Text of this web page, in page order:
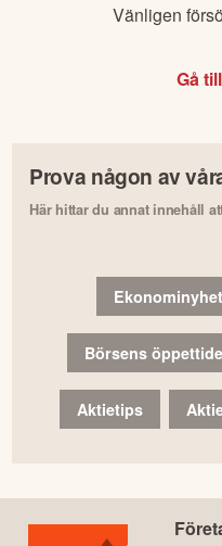
Vänligen
Gå
Prova någon av
Här hittar du annat innehåll
Börsens
Aktietips